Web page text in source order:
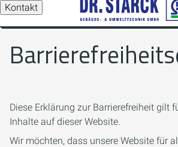
Kontakt
Diese Erklärung zur Barrierefreiheit gilt
Inhalte auf dieser Website.
Wir möchten, dass unsere Website für